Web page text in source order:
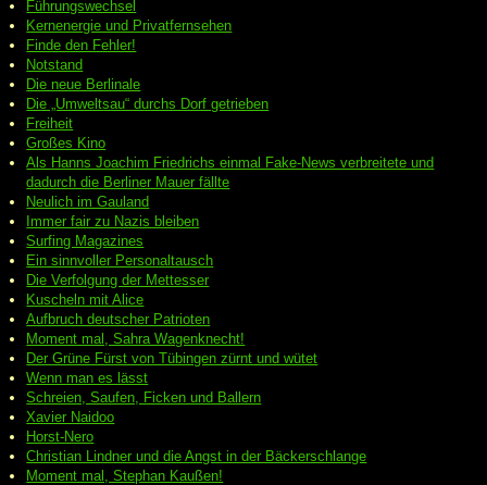
Führungswechsel
Kernenergie und Privatfernsehen
Finde den Fehler!
Notstand
Die neue Berlinale
Die „Umweltsau“ durchs Dorf getrieben
Freiheit
Großes Kino
Als Hanns Joachim Friedrichs einmal Fake-News verbreitete und
dadurch die Berliner Mauer fällte
Neulich im Gauland
Immer fair zu Nazis bleiben
Surfing Magazines
Ein sinnvoller Personaltausch
Die Verfolgung der Mettesser
Kuscheln mit Alice
Aufbruch deutscher Patrioten
Moment mal, Sahra Wagenknecht!
Der Grüne Fürst von Tübingen zürnt und wütet
Wenn man es lässt
Schreien, Saufen, Ficken und Ballern
Xavier Naidoo
Horst-Nero
Christian Lindner und die Angst in der Bäckerschlange
Moment mal, Stephan Kaußen!